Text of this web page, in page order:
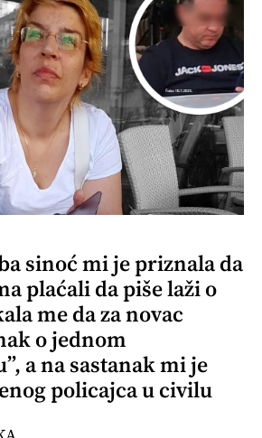
sinoć mi je priznala da
plaćali da piše laži o
me da za novac
o jednom
a na sastanak mi je
policajca u civilu